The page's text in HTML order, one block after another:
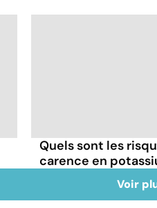
Quels sont les
carence en
Voir